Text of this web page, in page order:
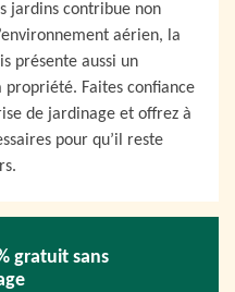
jardins contribue non
aérien, la
présente aussi un
Faites confiance
de jardinage et offrez à
pour qu’il reste
gratuit sans